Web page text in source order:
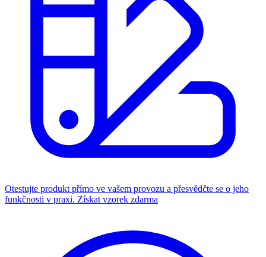
Otestujte produkt přímo ve vašem provozu a přesvědčte se o jeho
funkčnosti v praxi. Získat vzorek zdarma